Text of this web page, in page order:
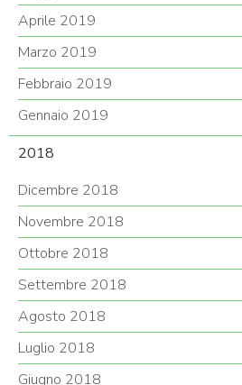
Aprile 2019
Marzo 2019
Febbraio 2019
Gennaio 2019
2018
Dicembre 2018
Novembre 2018
Ottobre 2018
Settembre 2018
Agosto 2018
Luglio 2018
Giugno 2018